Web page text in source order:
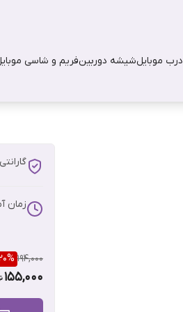
درب موبایلشیشه دوربینفریم و شاسی
زمان
194,000
%
155,000